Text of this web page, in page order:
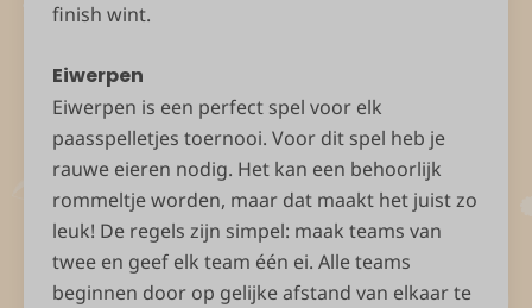
finish wint.
Eiwerpen
Eiwerpen is een perfect spel voor elk
paasspelletjes toernooi. Voor dit spel heb je
rauwe eieren nodig. Het kan een behoorlijk
rommeltje worden, maar dat maakt het juist zo
leuk! De regels zijn simpel: maak teams van
twee en geef elk team één ei. Alle teams
beginnen door op gelijke afstand van elkaar te